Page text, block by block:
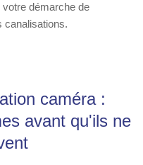
démarche de
canalisations.
caméra :
avant qu'ils ne